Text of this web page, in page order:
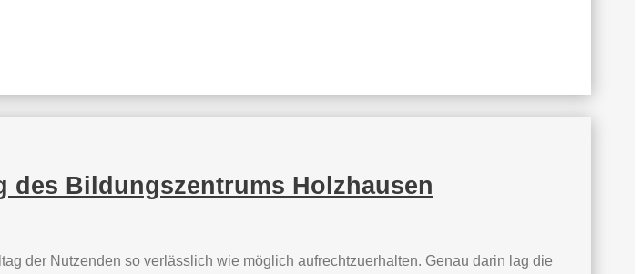
Bildungszentrums Holzhausen
der Nutzenden so verlässlich wie möglich aufrechtzuerhalten. Genau darin lag die